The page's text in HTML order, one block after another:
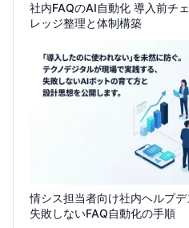
社内FAQのAI自動化 導入前チ
レッジ整理と体制構築
情シス担当者向け社内ヘルプ
失敗しないFAQ自動化の手順